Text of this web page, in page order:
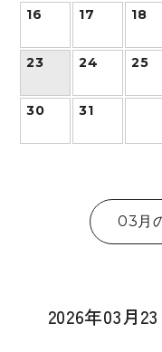
16 17 18
23 24 25
30 31
03月
2026年03月